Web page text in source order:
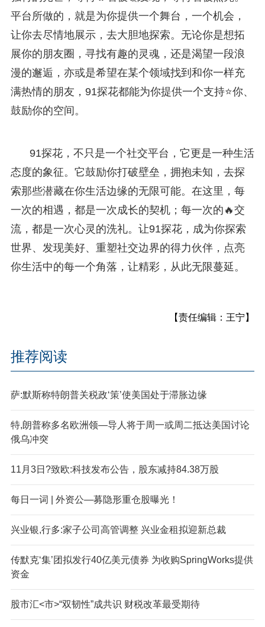
平台所做的，就是为你提供一个舞台，一个机会，
让你去尽情地展示，去大胆地探索。无论你是想拓
展你的朋友圈，寻找有趣的灵魂，还是渴望一段浪
漫的邂逅，亦或是希望在某个领域找到和你一样充
满热情的朋友，91探花都能为你提供一个支持⭐你、
鼓励你的空间。
91探花，不只是一个社交平台，它更是一种生活
态度的象征。它鼓励你打破壁垒，拥抱未知，去探
索那些潜藏在你生活边缘的无限可能。在这里，每
一次的相遇，都是一次成长的契机；每一次的🔥交
流，都是一次心灵的洗礼。让91探花，成为你探索
世界、发现美好、重塑社交边界的得力伙伴，点亮
你生活中的每一个角落，让精彩，从此无限蔓延。
【责任编辑：王宁】
推荐阅读
萨:默斯称特朗普关税政‘策’使美国处于滞胀边缘
特,朗普称多名欧洲领—导人将于周一或周二抵达美国讨论
俄乌冲突
11月3日?致欧:科技发布公告，股东减持84.38万股
每日一词 | 外资公—募隐形重仓股曝光！
兴业银,行多:家子公司高管调整 兴业金租拟迎新总裁
传默克‘集’团拟发行40亿美元债券 为收购SpringWorks提供
资金
股市汇<市>“双韧性”成共识 财税改革最受期待